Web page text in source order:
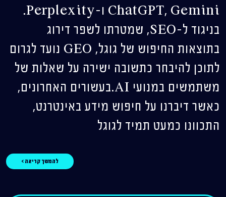
ChatGPT, Gemini ו-Perplexity.
בניגוד ל-SEO, שמטרתו לשפר דירוג
בתוצאות החיפוש של גוגל, GEO נועד לגרום
לתוכן להיבחר כתשובה ישירה על שאלות של
משתמשים במנועי AI.בעשורים האחרונים,
כאשר דיברנו על חיפוש מידע באינטרנט,
התכוונו כמעט תמיד לגוגל
להמשך קריאה >